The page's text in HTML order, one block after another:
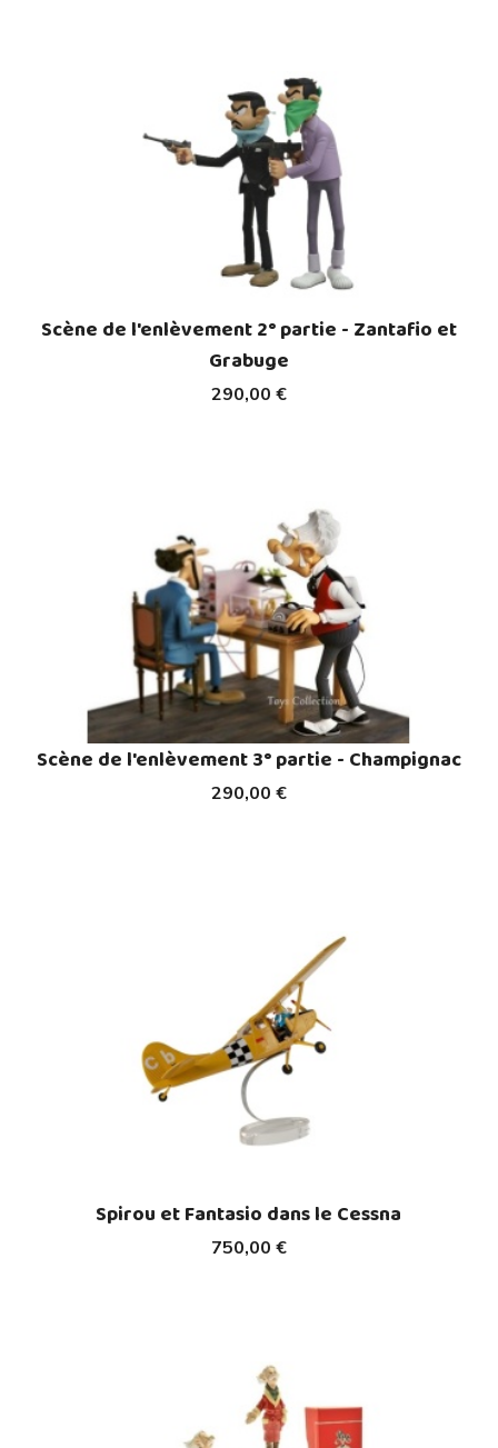
290,00 €
Scène de l'enlèvement 2° partie - Zantafio et
Grabuge
290,00 €
Scène de l'enlèvement 3° partie - Champignac
750,00 €
Spirou et Fantasio dans le Cessna